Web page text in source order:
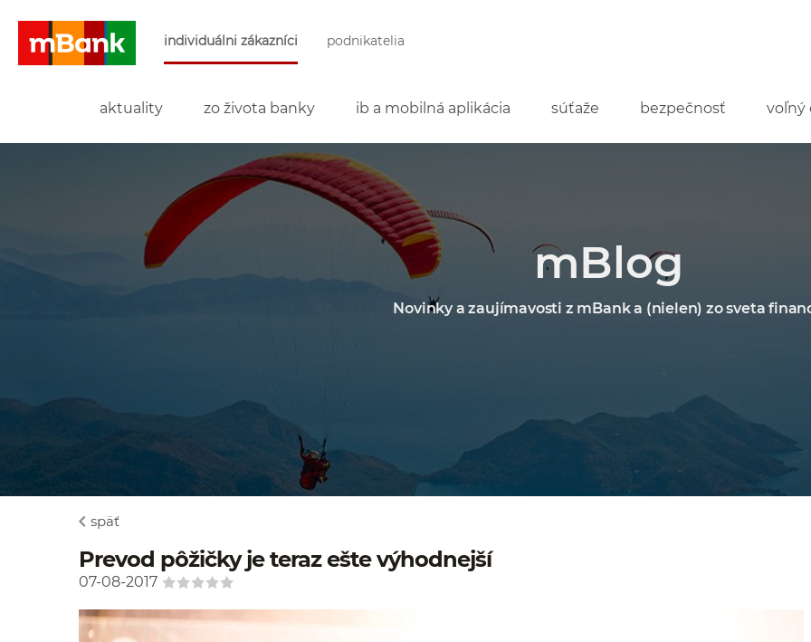
individuálni zákazníci podnikatelia
aktuality zo života banky ib a mobilná aplikácia súťaže bezpečnosť voľný
mBlog
Novinky a zaujímavosti z mBank a (nielen) zo sveta
späť
Prevod pôžičky je teraz ešte výhodnejší
07-08-2017